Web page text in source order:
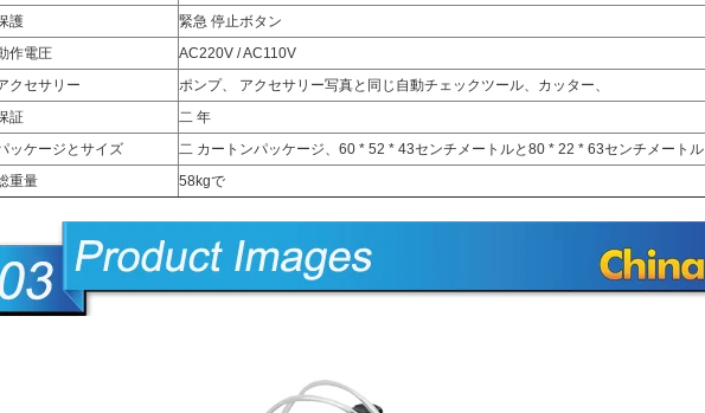
護
緊急 停止ボタン
作電圧
AC220V / AC110V
クセサリー
ポンプ、 アクセサリー写真と同じ自動チェックツール、カッター、
証
二 年
ッケージとサイズ
二 カートンパッケージ、60 * 52 * 43センチメートルと80 * 22 *​​ 63センチメートル
重量
58kgで